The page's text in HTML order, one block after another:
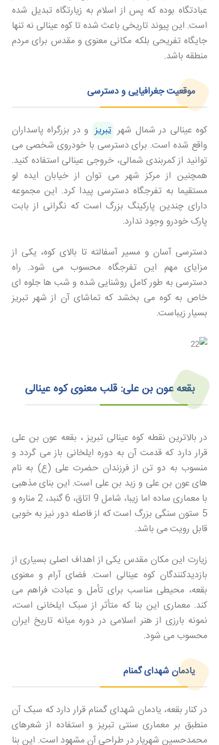
عبادتگاه بوده که پس از اسلام به زیارتگاه تبدیل شده
است. این پیوند تاریخی باعث شده تا کوه عینالی نه تنها
جایگاه تفریحی بلکه مکانی معنوی و مقدس برای مردم
منطقه باشد.
موقعیت جغرافیایی و دسترسی
کوه عینالی در شمال شهر تبریز و در بزرگراه پاسداران
واقع شده است. برای دسترسی با خودروی شخصی می
توانید از کمربندی شمالی، خروجی عینالی استفاده کنید.
همچنین از مرکز شهر می توان از خیابان ایده لو
مستقیما به تفرجگاه دسترسی پیدا کرد. این مجموعه
دارای چندین پارکینگ بزرگ است که نگرانی از بابت
پارک خودرو وجود ندارد.
دسترسی آسان و مسیر آسفالته تا بالای کوه، یکی از
مزایای مهم این تفرجگاه محسوب می شود. راه
دسترسی به طور کامل روشنایی شده و شب ها جلوه ای
خاص به کوه می بخشد که تماشای آن از شهر تبریز
بسیار زیباست.
بقعه عون بن علی: قلب معنوی کوه عینالی
در بالاترین نقطه کوه عینالی تبریز ، بقعه عون بن علی
قرار دارد که قدمت آن به دوره ایلخانی باز می گردد و
منسوب به دو تن از فرزندان حضرت علی (ع) به نام
های عون بن علی و زید بن علی است. این بنای مذهبی
با معماری ساده اما زیبا، شامل 9 اتاق، 6 گنبد، 2 مناره و
5 ستون سنگی بزرگ است که از فاصله دور نیز به خوبی
قابل رویت می باشد.
زیارت این مکان مقدس یکی از اهداف اصلی بسیاری از
بازدیدکنندگان کوه عینالی است. فضای آرام و معنوی
بقعه، محیطی مناسب برای تأمل و عبادت فراهم می
کند. معماری این بنا که متأثر از سبک ایلخانی است،
نمونه بارزی از هنر اسلامی در دوره میانه تاریخ ایران
محسوب می شود.
یادمان شهدای گمنام
در کنار بقعه، یادمان شهدای گمنام قرار دارد که سبک آن
منطبق بر معماری سنتی تبریز و استفاده از شعرهای
محمدحسین شهریار در طراحی آن مشهود است. این بنا